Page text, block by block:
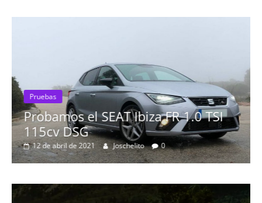
Pruebas
Probamos el SEAT Ibiza FR 1.0 TSI
115cv DSG
12 de abril de 2021 Joschelito 0